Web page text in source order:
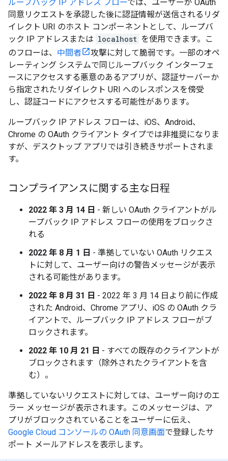
ループバック IP アドレス フローでは、ユーザーが OAuth
同意リクエストを承認した後に認証情報が送信されるリダ
イレクト URI のホスト コンポーネントとして、ループバ
ック IP アドレスまたは localhost を使用できます。こ
のフローは、 中間者
攻撃に対して脆弱です。一部のオペ
レーティング システムで同じループバック インターフェ
ースにアクセスする悪意のあるアプリが、認証サーバーか
ら指定されたリダイレクト URI へのレスポンスを傍受
し、認証コードにアクセスする可能性があります。
ループバック IP アドレス フローは、iOS、Android、
Chrome の OAuth クライアント タイプでは非推奨になりま
すが、デスクトップ アプリでは引き続きサポートされま
す。
コンプライアンスに関する主な日程
2022 年 3 月 14 日 - 新しい OAuth クライアントがル
ープバック IP アドレス フローの使用をブロックさ
れる
2022 年 8 月 1 日 - 準拠していない OAuth リクエス
トに対して、ユーザー向けの警告メッセージが表示
される可能性があります。
2022 年 8 月 31 日 - 2022 年 3 月 14 日より前に作成
された Android、Chrome アプリ、iOS の OAuth クラ
イアントで、ループバック IP アドレス フローがブ
ロックされます。
2022 年 10 月 21 日 - すべての既存のクライアントが
ブロックされます（除外されたクライアントを含
む）。
準拠していないリクエストに対しては、ユーザー向けのエ
ラー メッセージが表示されます。このメッセージは、ア
プリがブロックされていることをユーザーに伝え、
Google Cloud コンソールの OAuth 同意画面で登録したサ
ポート メールアドレスを表示します。